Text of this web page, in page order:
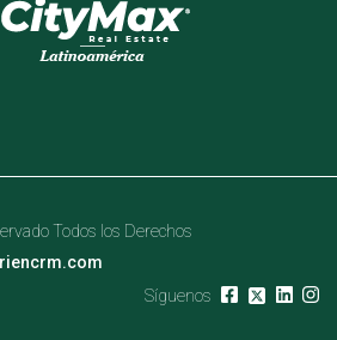
Todos los Derechos
Síguenos